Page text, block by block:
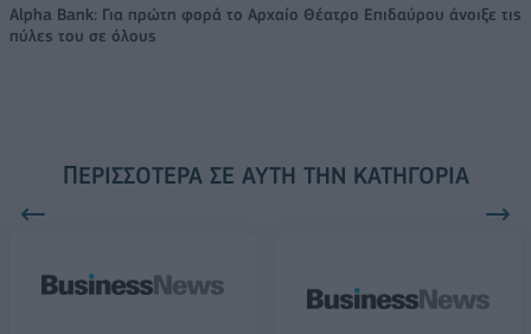
Alpha Bank: Για πρώτη φορά το Αρχαίο Θέατρο Επιδαύρου άνοιξε τις
πύλες του σε όλους
ΠΕΡΙΣΣΌΤΕΡΑ ΣΕ ΑΥΤΉ ΤΗΝ ΚΑΤΗΓΟΡΊΑ